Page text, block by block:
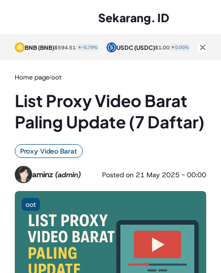
Sekarang. ID
BNB(BNB)$594.51 ▼-0.79% USDC(USDC)$1.00 ▼0.00%
Home page/oot
List Proxy Video Barat
Paling Update (7 Daftar)
Proxy Video Barat
aminz (admin) Posted on 21 May 2025 - 00:00
oot